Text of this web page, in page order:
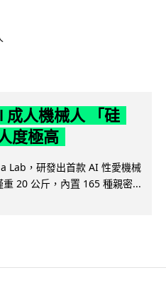
成人機械人 「硅
度極高
Lab，研發出首款 AI 性愛機械
20 公斤，內置 165 種親密...